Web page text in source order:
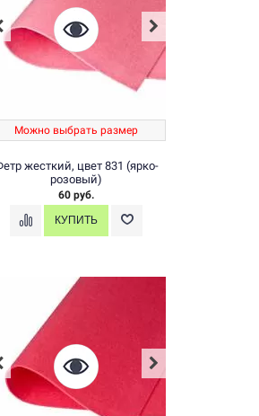
Можно выбрать размер
жесткий, цвет 831 (ярко-
розовый)
60 руб.